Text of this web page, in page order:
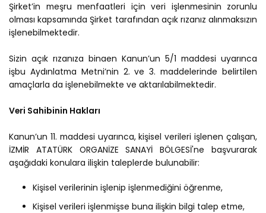
Şirket’in meşru menfaatleri için veri işlenmesinin zorunlu
olması kapsamında Şirket tarafından açık rızanız alınmaksızın
işlenebilmektedir.
Sizin açık rızanıza binaen Kanun’un 5/1 maddesi uyarınca
işbu Aydınlatma Metni’nin 2. ve 3. maddelerinde belirtilen
amaçlarla da işlenebilmekte ve aktarılabilmektedir.
Veri Sahibinin Hakları
Kanun’un 11. maddesi uyarınca, kişisel verileri işlenen çalışan,
İZMİR ATATÜRK ORGANİZE SANAYİ BÖLGESİ'ne başvurarak
aşağıdaki konulara ilişkin taleplerde bulunabilir:
Kişisel verilerinin işlenip işlenmediğini öğrenme,
Kişisel verileri işlenmişse buna ilişkin bilgi talep etme,